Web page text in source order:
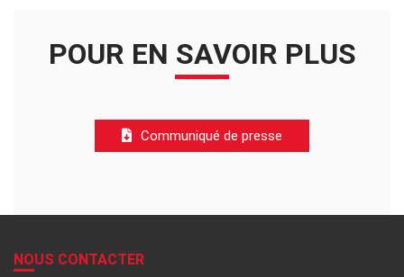
POUR EN SAVOIR PLUS
Communiqué de presse
NOUS CONTACTER